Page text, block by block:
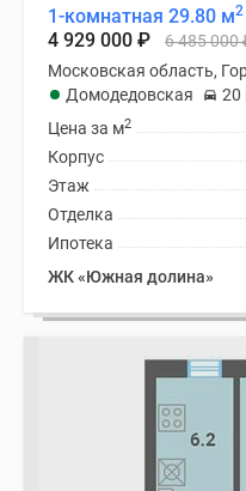
1-комнатная 29.80 м2
4 929 000 ₽ 6 485 000
Московская область,
Домодедовская
20
Цена за м2
Корпус
Этаж
Отделка
Ипотека
ЖК «Южная долина»